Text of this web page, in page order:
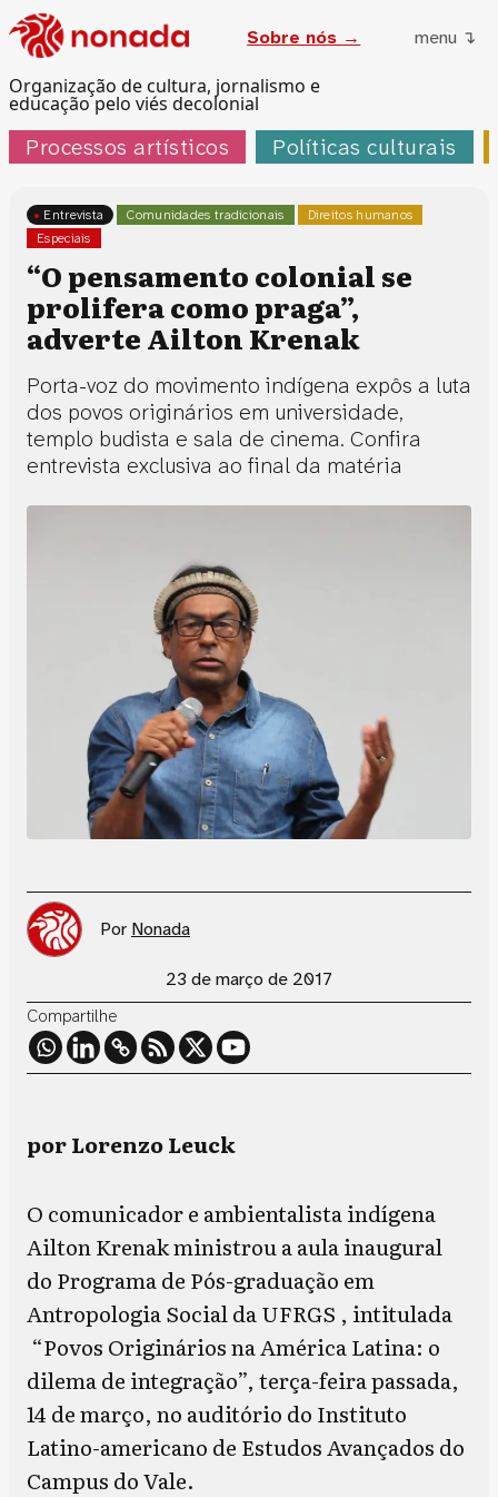
Organização de cultura, jornalismo e
educação pelo viés decolonial
Sobre nós → menu ↴
Processos artísticos Políticas culturais
Comunidades tradicionais Direitos humanos
Entrevista
Especiais
“O pensamento colonial se
prolifera como praga”,
adverte Ailton Krenak
Porta-voz do movimento indígena expôs a luta
dos povos originários em universidade,
templo budista e sala de cinema. Confira
entrevista exclusiva ao final da matéria
Por Nonada
23 de março de 2017
Compartilhe
por Lorenzo Leuck
O comunicador e ambientalista indígena
Ailton Krenak ministrou a aula inaugural
do Programa de Pós-graduação em
Antropologia Social da UFRGS , intitulada
“Povos Originários na América Latina: o
dilema de integração”, terça-feira passada,
14 de março, no auditório do Instituto
Latino-americano de Estudos Avançados do
Campus do Vale.